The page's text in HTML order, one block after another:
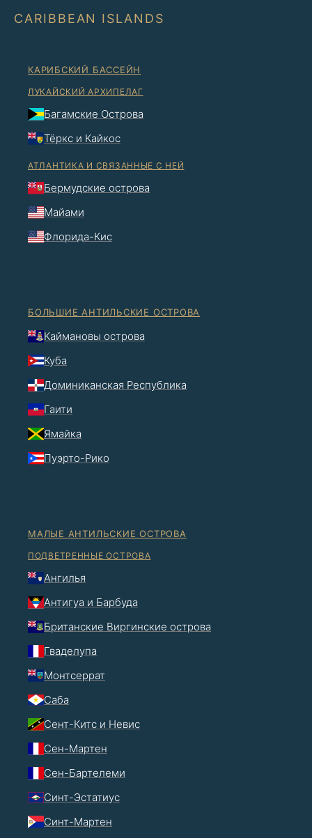
CARIBBEAN ISLANDS
КАРИБСКИЙ БАССЕЙН
ЛУКАЙСКИЙ АРХИПЕЛАГ
Багамские Острова
Тёркс и Кайкос
АТЛАНТИКА И СВЯЗАННЫЕ С НЕЙ
Бермудские острова
Майами
Флорида-Кис
БОЛЬШИЕ АНТИЛЬСКИЕ ОСТРОВА
Каймановы острова
Куба
Доминиканская Республика
Гаити
Ямайка
Пуэрто-Рико
МАЛЫЕ АНТИЛЬСКИЕ ОСТРОВА
ПОДВЕТРЕННЫЕ ОСТРОВА
Ангилья
Антигуа и Барбуда
Британские Виргинские острова
Гваделупа
Монтсеррат
Саба
Сент-Китс и Невис
Сен-Мартен
Сен-Бартелеми
Синт-Эстатиус
Синт-Мартен